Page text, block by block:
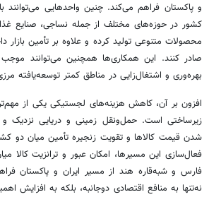
و پاکستان فراهم می‌کند. چنین واحدهایی می‌توانند
کشور در حوزه‌های مختلف از جمله نساجی، صنایع
محصولات متنوعی تولید کرده و علاوه بر تأمین بازار
صادر کنند. این همکاری‌ها همچنین می‌توانند موجب
بهره‌وری و اشتغال‌زایی در مناطق کمتر توسعه‌یافته
افزون بر آن، کاهش هزینه‌های لجستیکی یکی از
زیرساختی است. حمل‌ونقل زمینی و دریایی نزدیک و
شدن قیمت کالاها و تقویت زنجیره تأمین میان دو
فعال‌سازی این مسیرها، امکان عبور و ترانزیت کالا
فارس و شبه‌قاره هند از مسیر ایران و پاکستان
نه‌تنها به منافع اقتصادی دوجانبه، بلکه به افزایش